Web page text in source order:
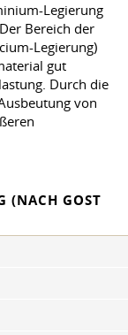
Legierung
Bereich der
Legierung)
gut
Durch die
von
(NACH GOST